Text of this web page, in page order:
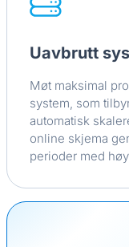
Uavbrutt
Møt maksimal
system, som
automatisk
online skjema
perioder med